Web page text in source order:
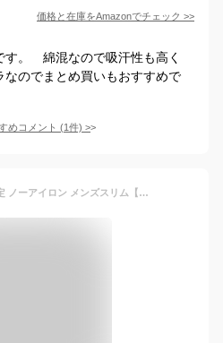
価格と在庫をAmazonでチェック >>
す。 綿混なので吸汗性も高く
のでまとめ買いもおすすめで
めコメント (1件) >
ワイシャツ 長袖 形態安定 ノーアイロン メンズスリム【洗濯後返品OK】綿100％ すっきりシルエット メンズ Yシャツ 形状記憶 形状安定 形態安定 カッターシャツ ビジネス 結婚式 就活 仕事 秋冬 ウォームビズ 細身体